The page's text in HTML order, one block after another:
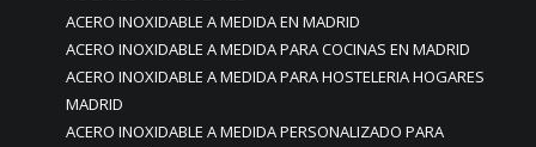
ACERO INOXIDABLE A MEDIDA EN MADRID
ACERO INOXIDABLE A MEDIDA PARA COCINAS EN MADRID
ACERO INOXIDABLE A MEDIDA PARA HOSTELERIA HOGARES
MADRID
ACERO INOXIDABLE A MEDIDA PERSONALIZADO PARA